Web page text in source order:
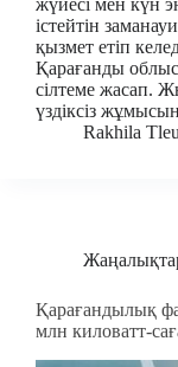
жүйесі мен күн
істейтін
қызмет етіп
Қарағанды
сілтеме жасап.
үздіксіз
Rakhila
Қарағандылық
млн киловатт-